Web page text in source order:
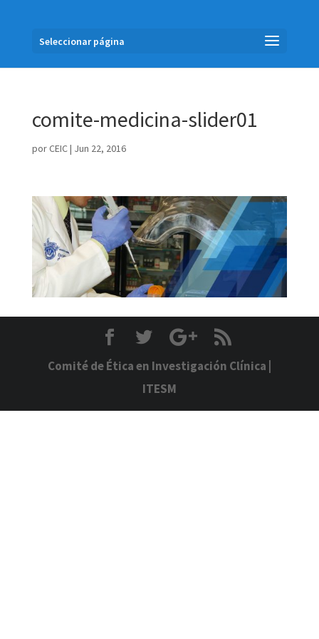
Seleccionar página
comite-medicina-slider01
porCEIC| Jun 22, 2016
Comité de Ética en Investigación Clínica
ITESM